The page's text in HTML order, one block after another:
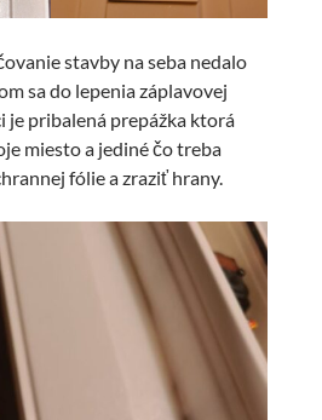
stavby na seba nedalo
sa do lepenia záplavovej
je pribalená prepážka ktorá
miesto a jediné čo treba
fólie a zraziť hrany.